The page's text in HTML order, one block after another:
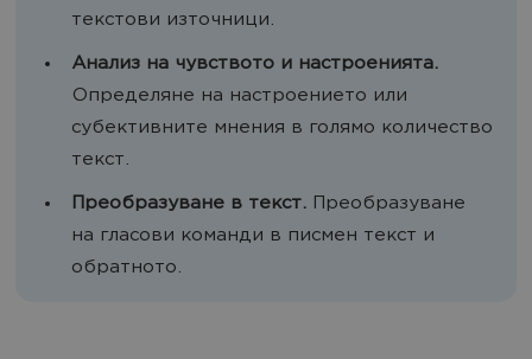
текстови източници.
Анализ на чувството и настроенията.
Определяне на настроението или
субективните мнения в голямо количество
текст.
Преобразуване в текст. Преобразуване
на гласови команди в писмен текст и
обратното.